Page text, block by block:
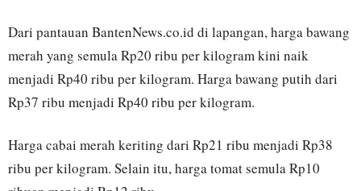
Dari pantauan BantenNews.co.id di lapangan, harga bawang
merah yang semula Rp20 ribu per kilogram kini naik
menjadi Rp40 ribu per kilogram. Harga bawang putih dari
Rp37 ribu menjadi Rp40 ribu per kilogram.
Harga cabai merah keriting dari Rp21 ribu menjadi Rp38
ribu per kilogram. Selain itu, harga tomat semula Rp10